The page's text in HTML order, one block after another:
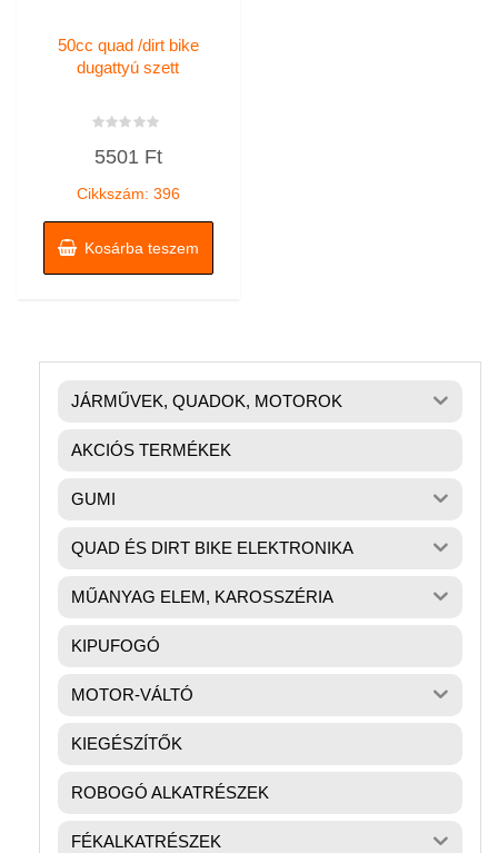
50cc quad /dirt bike
dugattyú szett
0
5501 Ft
Cikkszám: 396
Kosárba teszem
JÁRMŰVEK, QUADOK, MOTOROK
AKCIÓS TERMÉKEK
GUMI
QUAD ÉS DIRT BIKE ELEKTRONIKA
MŰANYAG ELEM, KAROSSZÉRIA
KIPUFOGÓ
MOTOR-VÁLTÓ
KIEGÉSZÍTŐK
ROBOGÓ ALKATRÉSZEK
FÉKALKATRÉSZEK